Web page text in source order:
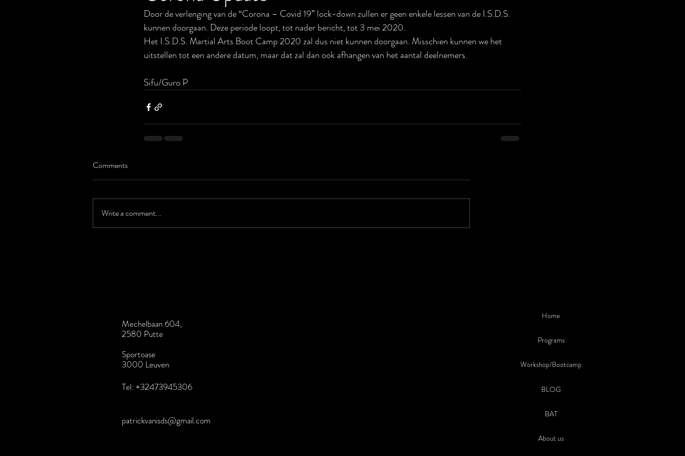
Door de verlenging van de “Corona – Covid 19” lock-down zullen er geen enkele lessen van de I.S.D.S.
kunnen doorgaan. Deze periode loopt, tot nader bericht, tot 3 mei 2020.
Het I.S.D.S. Martial Arts Boot Camp 2020 zal dus niet kunnen doorgaan. Misschien kunnen we het
uitstellen tot een andere datum, maar dat zal dan ook afhangen van het aantal deelnemers.
Sifu/Guro P
Comments
Write a comment...
Mechelbaan 604,
2580 Putte
Sportoase
3000 Leuven
Tel: +32473945306
patrickvanisds@gmail.com
Home
Programs
Workshop/Bootcamp
BLOG
BAT
About us